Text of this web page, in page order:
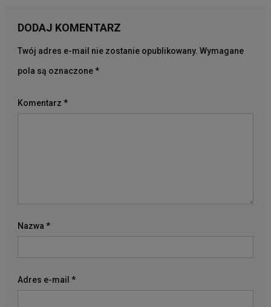
DODAJ KOMENTARZ
Twój adres e-mail nie zostanie opublikowany. Wymagane
pola są oznaczone*
Komentarz *
Nazwa *
Adres e-mail *